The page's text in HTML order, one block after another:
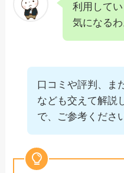
利用して
気になるわ
口コミや評判、ま
なども交えて解説
で、ご参考くださ